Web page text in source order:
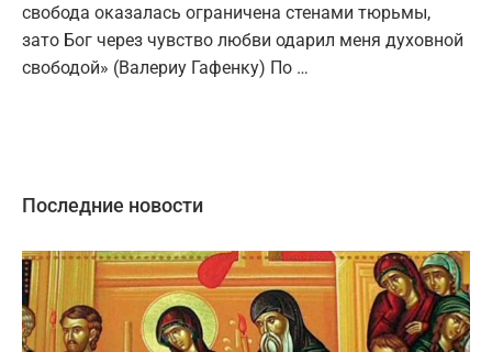
свобода оказалась ограничена стенами тюрьмы,
зато Бог через чувство любви одарил меня духовной
свободой» (Валериу Гафенку) По …
Последние новости